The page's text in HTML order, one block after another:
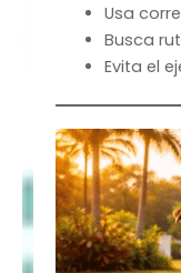
Usa
Busca
Evita el